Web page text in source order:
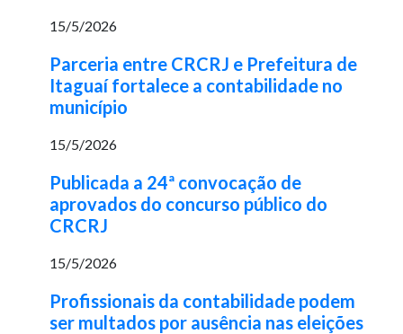
15/5/2026
Parceria entre CRCRJ e Prefeitura de
Itaguaí fortalece a contabilidade no
município
15/5/2026
Publicada a 24ª convocação de
aprovados do concurso público do
CRCRJ
15/5/2026
Profissionais da contabilidade podem
ser multados por ausência nas eleições